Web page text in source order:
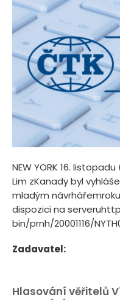
NEW YORK 16.
Lim zKanady byl
mladým
dispozici na
bin/prnh/20001116/
Zadavatel:
Hlasování věřitelů